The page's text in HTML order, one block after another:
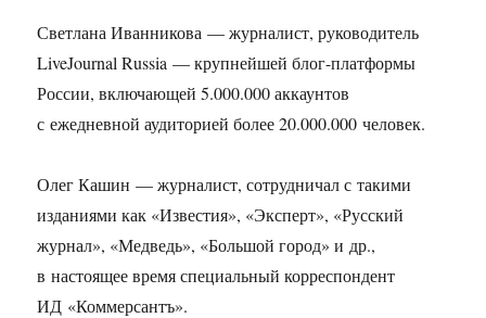
Светлана Иванникова — журналист, руководитель
LiveJournal Russia — крупнейшей блог-платформы
России, включающей 5.000.000 аккаунтов
с ежедневной аудиторией более 20.000.000 человек.
Олег Кашин — журналист, сотрудничал с такими
изданиями как «Известия», «Эксперт», «Русский
журнал», «Медведь», «Большой город» и др.,
в настоящее время специальный корреспондент
ИД «Коммерсантъ».